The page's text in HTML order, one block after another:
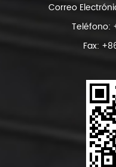
Correo
Teléfono:
Fax: